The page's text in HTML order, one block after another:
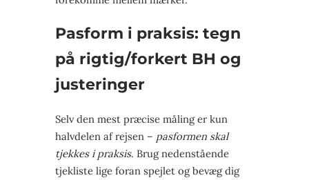
Pasform i praksis: tegn
på rigtig/forkert BH og
justeringer
Selv den mest præcise måling er kun
halvdelen af rejsen – pasformen skal
tjekkes i praksis. Brug nedenstående
tjekliste lige foran spejlet og bevæg dig